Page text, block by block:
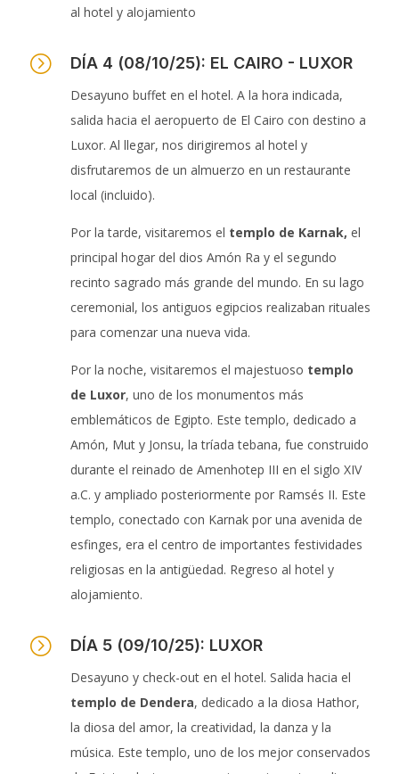
al hotel y alojamiento
= DÍA 4 (08/10/25): EL CAIRO - LUXOR
Desayuno buffet en el hotel. A la hora indicada,
salida hacia el aeropuerto de El Cairo con destino a
Luxor. Al llegar, nos dirigiremos al hotel y
disfrutaremos de un almuerzo en un restaurante
local (incluido).
Por la tarde, visitaremos el templo de Karnak, el
principal hogar del dios Amón Ra y el segundo
recinto sagrado más grande del mundo. En su lago
ceremonial, los antiguos egipcios realizaban rituales
para comenzar una nueva vida.
Por la noche, visitaremos el majestuoso templo
de Luxor, uno de los monumentos más
emblemáticos de Egipto. Este templo, dedicado a
Amón, Mut y Jonsu, la tríada tebana, fue construido
durante el reinado de Amenhotep III en el siglo XIV
a.C. y ampliado posteriormente por Ramsés II. Este
templo, conectado con Karnak por una avenida de
esfinges, era el centro de importantes festividades
religiosas en la antigüedad. Regreso al hotel y
alojamiento.
= DÍA 5 (09/10/25): LUXOR
Desayuno y check-out en el hotel. Salida hacia el
templo de Dendera, dedicado a la diosa Hathor,
la diosa del amor, la creatividad, la danza y la
música. Este templo, uno de los mejor conservados